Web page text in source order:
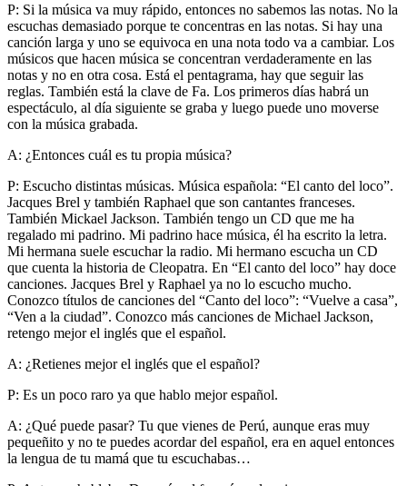
P: Si la música va muy rápido, entonces no sabemos las notas. No la
escuchas demasiado porque te concentras en las notas. Si hay una
canción larga y uno se equivoca en una nota todo va a cambiar. Los
músicos que hacen música se concentran verdaderamente en las
notas y no en otra cosa. Está el pentagrama, hay que seguir las
reglas. También está la clave de Fa. Los primeros días habrá un
espectáculo, al día siguiente se graba y luego puede uno moverse
con la música grabada.
A: ¿Entonces cuál es tu propia música?
P: Escucho distintas músicas. Música española: “El canto del loco”.
Jacques Brel y también Raphael que son cantantes franceses.
También Mickael Jackson. También tengo un CD que me ha
regalado mi padrino. Mi padrino hace música, él ha escrito la letra.
Mi hermana suele escuchar la radio. Mi hermano escucha un CD
que cuenta la historia de Cleopatra. En “El canto del loco” hay doce
canciones. Jacques Brel y Raphael ya no lo escucho mucho.
Conozco títulos de canciones del “Canto del loco”: “Vuelve a casa”,
“Ven a la ciudad”. Conozco más canciones de Michael Jackson,
retengo mejor el inglés que el español.
A: ¿Retienes mejor el inglés que el español?
P: Es un poco raro ya que hablo mejor español.
A: ¿Qué puede pasar? Tu que vienes de Perú, aunque eras muy
pequeñito y no te puedes acordar del español, era en aquel entonces
la lengua de tu mamá que tu escuchabas…